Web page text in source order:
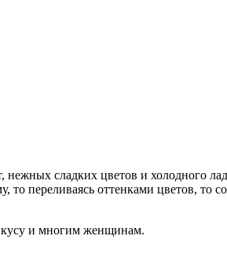
сладких цветов и холодного
переливаясь оттенками цветов, то
и многим женщинам.